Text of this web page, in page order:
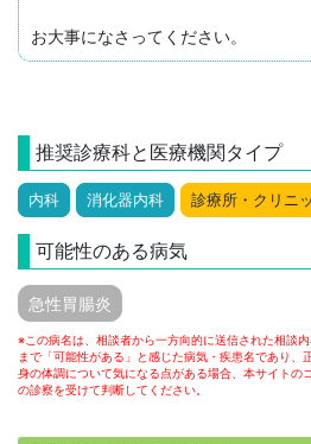
推奨診療科と医療機関タイプ
内科 消化器内科 診療所・クリニ
可能性のある病気
急性胃腸炎
※この病名は、相談者から一方向的に送信された相談
まで「可能性がある」と感じた病気・疾患名であり、
身の体調について気になる点がある場合、本サイトの
の診察を受けて判断してください。